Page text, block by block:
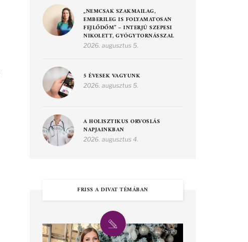
„NEMCSAK SZAKMAILAG,
EMBERILEG IS FOLYAMATOSAN
FEJLŐDŐM” – INTERJÚ SZEPESI
NIKOLETT, GYÓGYTORNÁSSZAL
2026. augusztus 5.
5 ÉVESEK VAGYUNK
2026. augusztus 5.
A HOLISZTIKUS ORVOSLÁS
NAPJAINKBAN
2026. augusztus 4.
FRISS A DIVAT TÉMÁBAN